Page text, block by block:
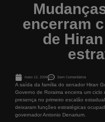
encerram
de
maio 12, 2026 Sem Comentários
A saída da família do senador Hiran
Governo de Roraima encerra um
presença no primeiro escalão
deixaram funções estratégicas
governador Antonio Denarium.